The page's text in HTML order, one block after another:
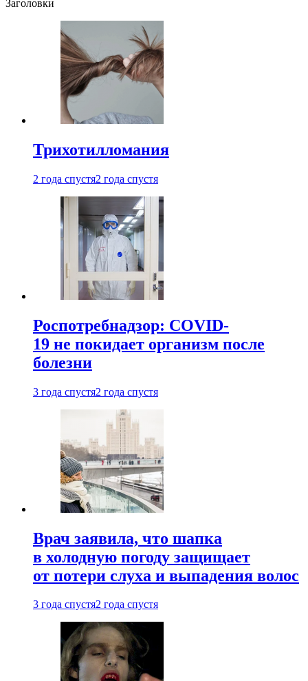
Заголовки
Трихотилломания
2 года спустя2 года спустя
Роспотребнадзор: COVID-
19 не покидает организм после
болезни
3 года спустя2 года спустя
Врач заявила, что шапка
в холодную погоду защищает
от потери слуха и выпадения волос
3 года спустя2 года спустя